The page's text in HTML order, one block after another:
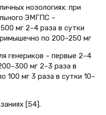
нозологиях: при
ЭМГПС –
мг 2–4 раза в сутки
по 200–250 мг
генериков – первые 2–4
мг 2–3 раза в
100 мг 3 раза в сутки 10–
[54].